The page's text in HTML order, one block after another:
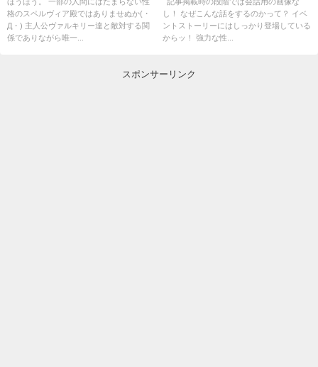
格のスペルヴィア殿ではありませぬか(・
Д・) 主人公ヴァルキリー達と敵対する関
係でありながら唯一...
し！ なぜこんな話をするのかって？ イベ
ントストーリーにはしっかり登場している
からッ！ 強力な性...
スポンサーリンク